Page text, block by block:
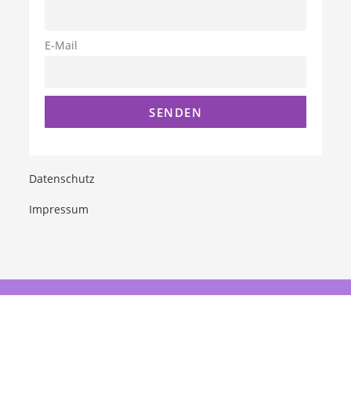
E-Mail
Datenschutz
Impressum